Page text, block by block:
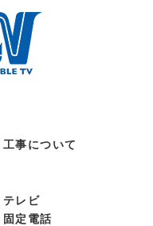
工事について
テレビ
固定電話